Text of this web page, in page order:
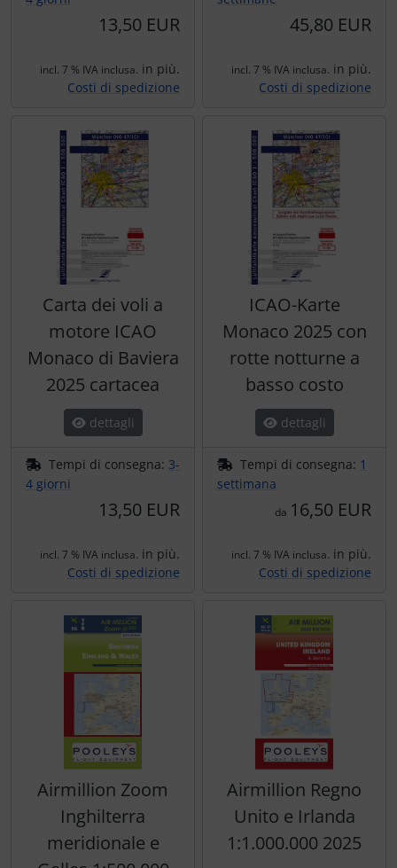
13,50 EUR
incl. 7 % IVA inclusa. in più.
Costi di spedizione
45,80 EUR
incl. 7 % IVA inclusa. in più.
Costi di spedizione
Carta dei voli a
motore ICAO
Monaco di Baviera
2025 cartacea
dettagli
Tempi di consegna: 3-
4 giorni
13,50 EUR
incl. 7 % IVA inclusa. in più.
Costi di spedizione
ICAO-Karte
Monaco 2025 con
rotte notturne a
basso costo
dettagli
Tempi di consegna: 1
settimana
da 16,50 EUR
incl. 7 % IVA inclusa. in più.
Costi di spedizione
Airmillion Zoom
Inghilterra
meridionale e
Airmillion Regno
Unito e Irlanda
1:1.000.000 2025